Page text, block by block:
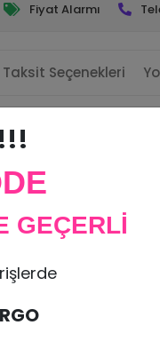
Fiyat Alarmı
Taksit Seçenekleri
tekrar ürün gönderimi yapılır.
GEÇERLİ